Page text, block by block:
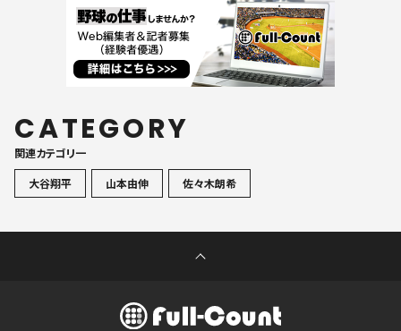
CATEGORY
関連カテゴリ一
大谷翔平
山本由伸 佐々木朗希